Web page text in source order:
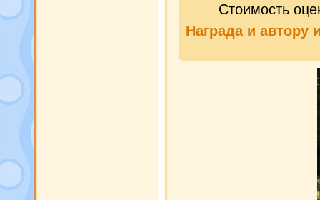
Стоимость
Награда и автору